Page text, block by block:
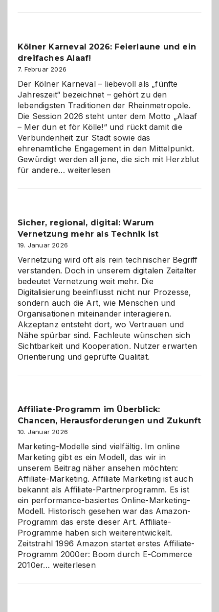
geworden
Kölner Karneval 2026: Feierlaune und ein
dreifaches Alaaf!
7. Februar 2026
Der Kölner Karneval – liebevoll als „fünfte
Jahreszeit“ bezeichnet – gehört zu den
lebendigsten Traditionen der Rheinmetropole.
Die Session 2026 steht unter dem Motto „Alaaf
– Mer dun et för Kölle!“ und rückt damit die
Verbundenheit zur Stadt sowie das
ehrenamtliche Engagement in den Mittelpunkt.
Gewürdigt werden all jene, die sich mit Herzblut
für andere…Kölner
ein
dreifaches
Alaaf!
weiterlesen
Sicher, regional, digital: Warum
Vernetzung mehr als Technik ist
19. Januar 2026
Vernetzung wird oft als rein technischer Begriff
verstanden. Doch in unserem digitalen Zeitalter
bedeutet Vernetzung weit mehr. Die
Digitalisierung beeinflusst nicht nur Prozesse,
sondern auch die Art, wie Menschen und
Organisationen miteinander interagieren.
Akzeptanz entsteht dort, wo Vertrauen und
Nähe spürbar sind. Fachleute wünschen sich
Sichtbarkeit und Kooperation. Nutzer erwarten
Orientierung und geprüfte Qualität.
Affiliate-Programm im Überblick:
Chancen, Herausforderungen und Zukunft
10. Januar 2026
Marketing-Modelle sind vielfältig. Im online
Marketing gibt es ein Modell, das wir in
unserem Beitrag näher ansehen möchten:
Affiliate-Marketing. Affiliate Marketing ist auch
bekannt als Affiliate-Partnerprogramm. Es ist
ein performance-basiertes Online-Marketing-
Modell. Historisch gesehen war das Amazon-
Programm das erste dieser Art. Affiliate-
Programme haben sich weiterentwickelt.
Zeitstrahl 1996 Amazon startet erstes Affiliate-
Programm 2000er: Boom durch E-Commerce
2010er… Affiliate-
weiterlesen